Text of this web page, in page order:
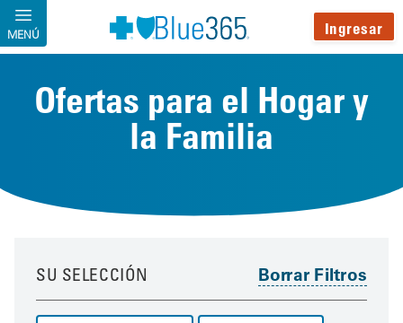
Pasar al contenido principal
MENÚ Ingresar
Ofertas para el Hogar y
la Familia
SU SELECCIÓN